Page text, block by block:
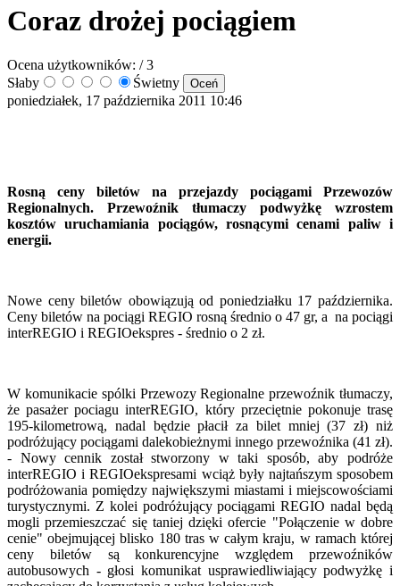
Coraz drożej pociągiem
Ocena użytkowników: / 3
Słaby
Świetny
poniedziałek, 17 października 2011 10:46
Rosną ceny biletów na przejazdy pociągami Przewozów
Regionalnych. Przewoźnik tłumaczy podwyżkę wzrostem
kosztów uruchamiania pociągów, rosnącymi cenami paliw i
energii.
Nowe ceny biletów obowiązują od poniedziałku 17 października.
Ceny biletów na pociągi REGIO rosną średnio o 47 gr, a na pociągi
interREGIO i REGIOekspres - średnio o 2 zł.
W komunikacie spólki Przewozy Regionalne przewoźnik tłumaczy,
że pasażer pociagu interREGIO, który przeciętnie pokonuje trasę
195-kilometrową, nadal będzie płacił za bilet mniej (37 zł) niż
podróżujący pociągami dalekobieżnymi innego przewoźnika (41 zł).
- Nowy cennik został stworzony w taki sposób, aby podróże
interREGIO i REGIOekspresami wciąż były najtańszym sposobem
podróżowania pomiędzy największymi miastami i miejscowościami
turystycznymi. Z kolei podróżujący pociągami REGIO nadal będą
mogli przemieszczać się taniej dzięki ofercie "Połączenie w dobre
cenie" obejmującej blisko 180 tras w całym kraju, w ramach której
ceny biletów są konkurencyjne względem przewoźników
autobusowych - głosi komunikat usprawiedliwiający podwyżkę i